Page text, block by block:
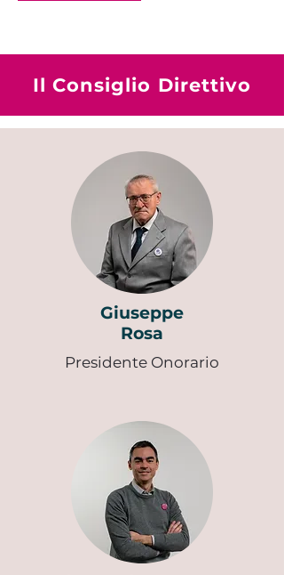
Il Consiglio Direttivo
Giuseppe
Rosa
Presidente Onorario